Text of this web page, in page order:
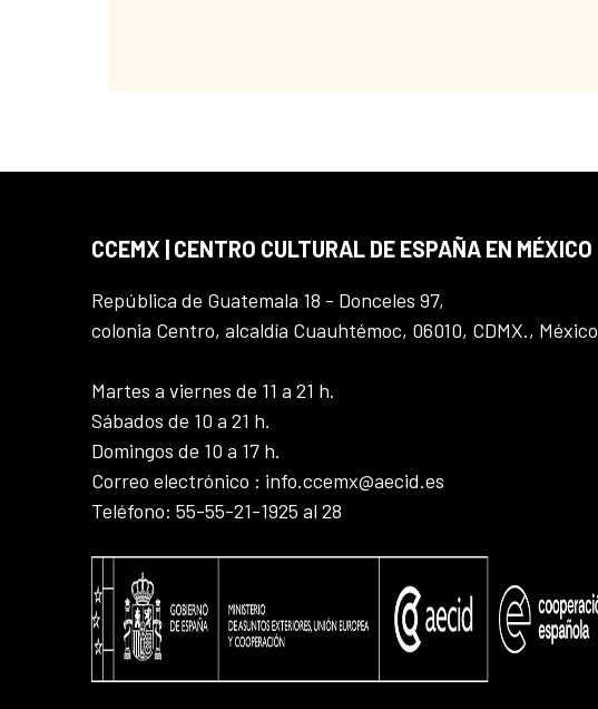
CCEMX | CENTRO CULTURAL DE ESPAÑA EN MÉXICO
República de Guatemala 18 - Donceles 97,
colonia Centro, alcaldía Cuauhtémoc, 06010, CDMX., México
Martes a viernes de 11 a 21 h.
Sábados de 10 a 21 h.
Domingos de 10 a 17 h.
Correo electrónico : info.ccemx@aecid.es
Teléfono: 55-55-21-1925 al 28